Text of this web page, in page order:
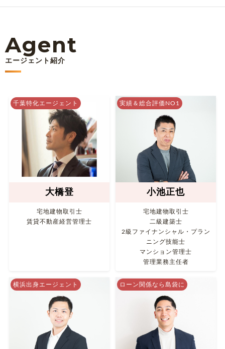
Agent
エージェント紹介
千葉特化エージェント
大橋登
宅地建物取引士
賃貸不動産経営管理士
実績＆総合評価NO1
小池正也
宅地建物取引士
二級建築士
2級ファイナンシャル・プラン
ニング技能士
マンション管理士
管理業務主任者
横浜出身エージェント ローン関係なら島袋に